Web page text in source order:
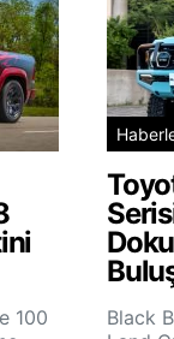
100
Black